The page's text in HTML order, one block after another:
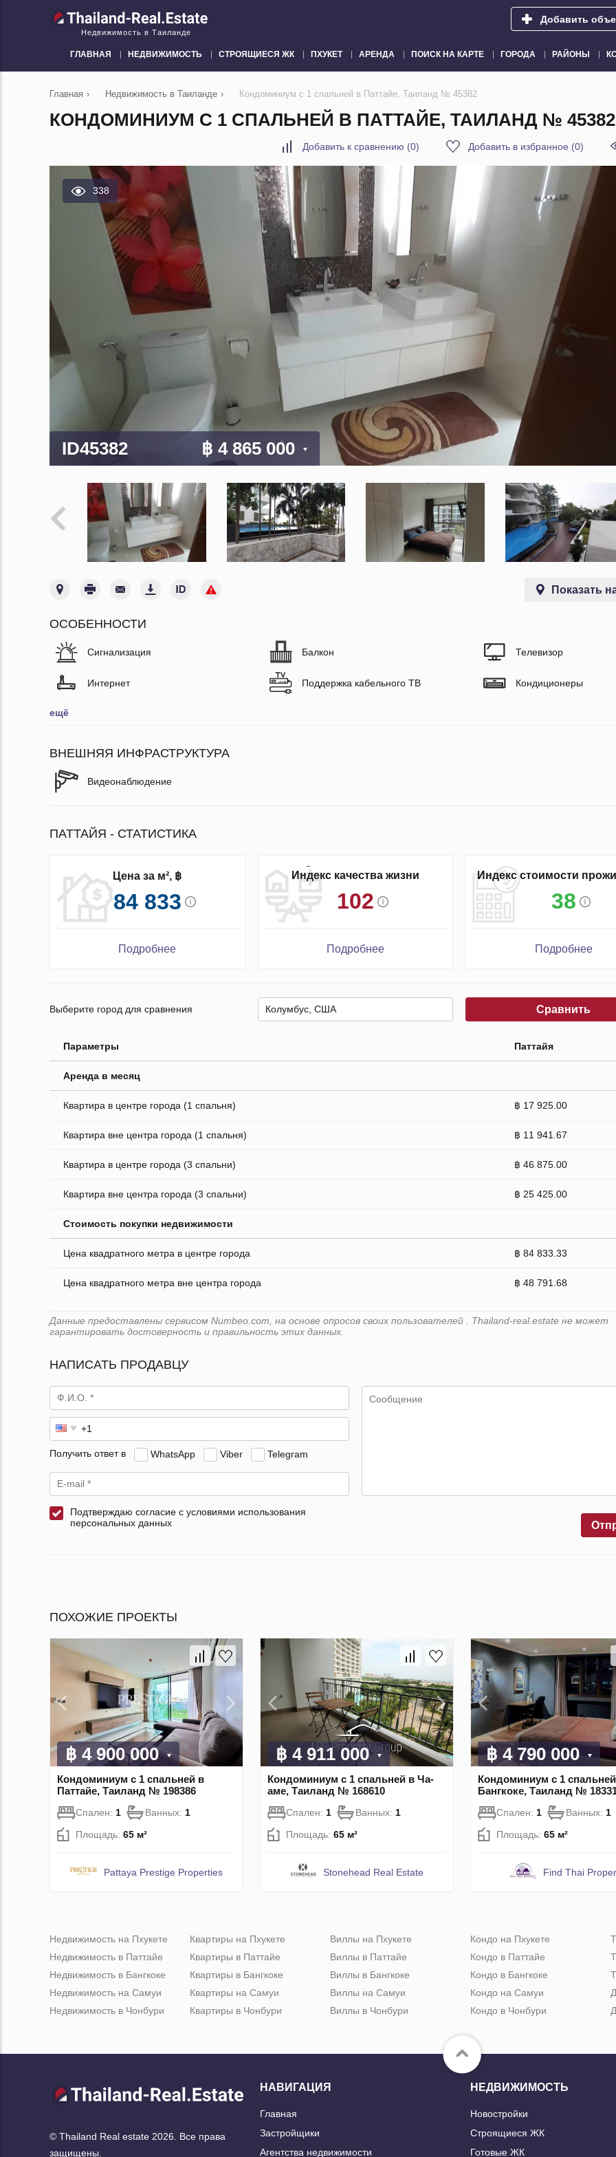
Недвижимость в Таиланде
Добавить
ГЛАВНАЯ НЕДВИЖИМОСТЬ СТРОЯЩИЕСЯ ЖК ПХУКЕТ АРЕНДА ПОИСК НА КАРТЕ ГОРОДА РАЙОНЫ
Главная › Недвижимость в Таиланде › Кондоминиум с 1 спальней в Паттайе, Таиланд № 45382
КОНДОМИНИУМ С 1 СПАЛЬНЕЙ В ПАТТАЙЕ, ТАИЛАНД № 45382
Добавить к сравнению (0) Добавить в избранное (0)
338
ID45382 ฿ 4 865 000
Показать
ОСОБЕННОСТИ
Сигнализация Балкон Телевизор
Интернет Поддержка кабельного ТВ Кондиционеры
ещё
ВНЕШНЯЯ ИНФРАСТРУКТУРА
Видеонаблюдение
ПАТТАЙЯ - СТАТИСТИКА
Цена за м², ฿
84 833
Подробнее
Индекс качества жизни
102
Подробнее
Индекс стоимости
38
Подробнее
Выберите город для сравнения Сравнить
Параметры Паттайя
Аренда в месяц
Квартира в центре города (1 спальня) ฿ 17 925.00
Квартира вне центра города (1 спальня) ฿ 11 941.67
Квартира в центре города (3 спальни) ฿ 46 875.00
Квартира вне центра города (3 спальни) ฿ 25 425.00
Стоимость покупки недвижимости
Цена квадратного метра в центре города ฿ 84 833.33
Цена квадратного метра вне центра города ฿ 48 791.68
Данные предоставлены сервисом Numbeo.com, на основе опросов своих пользователей . Thailand-real.estate не может
гарантировать достоверность и правильность этих данных.
НАПИСАТЬ ПРОДАВЦУ
Получить ответ в WhatsApp Viber Telegram
Подтверждаю согласие с условиями использования
персональных данных
ПОХОЖИЕ ПРОЕКТЫ
฿ 4 900 000
Кондоминиум с 1 спальней в
Паттайе, Таиланд № 198386
Спален: 1 Ванных: 1
Площадь: 65 м²
Pattaya Prestige Properties
฿ 4 911 000
Кондоминиум с 1 спальней в Ча-
аме, Таиланд № 168610
Спален: 1 Ванных: 1
Площадь: 65 м²
Stonehead Real Estate
฿ 4 790 000
Кондоминиум с 1
Бангкоке, Таиланд №
Спален: 1 Ванных: 1
Площадь: 65 м²
Find Thai
Недвижимость на Пхукете
Недвижимость в Паттайе
Недвижимость в Бангкоке
Недвижимость на Самуи
Недвижимость в Чонбури
Квартиры на Пхукете
Квартиры в Паттайе
Квартиры в Бангкоке
Квартиры на Самуи
Квартиры в Чонбури
Виллы на Пхукете
Виллы в Паттайе
Виллы в Бангкоке
Виллы на Самуи
Виллы в Чонбури
Кондо на Пхукете
Кондо в Паттайе
Кондо в Бангкоке
Кондо на Самуи
Кондо в Чонбури
© Thailand Real estate 2026. Все права
защищены.
НАВИГАЦИЯ
Главная
Застройщики
Агентства недвижимости
НЕДВИЖИМОСТЬ
Новостройки
Строящиеся ЖК
Готовые ЖК